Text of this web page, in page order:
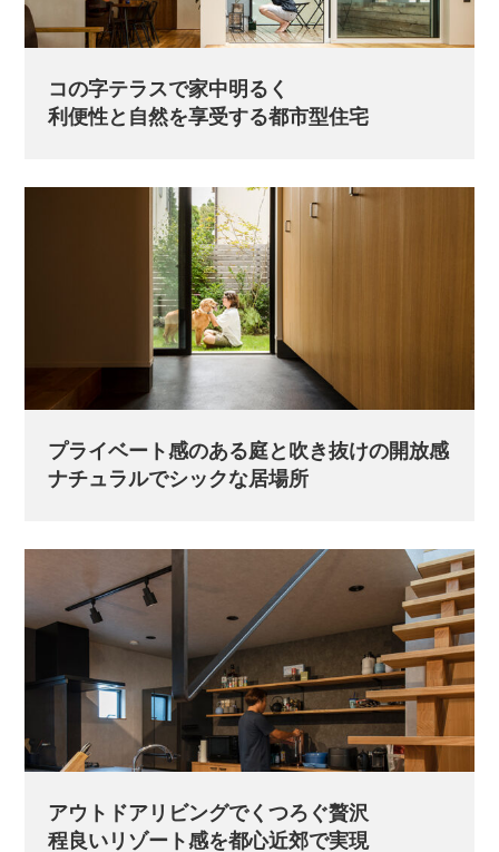
コの字テラスで家中明るく
利便性と自然を享受する都市型住宅
プライベート感のある庭と吹き抜けの開放感
ナチュラルでシックな居場所
アウトドアリビングでくつろぐ贅沢
程良いリゾート感を都心近郊で実現